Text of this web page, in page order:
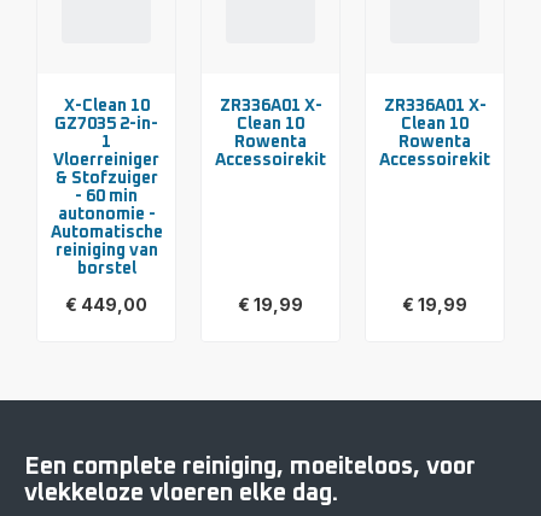
X-Clean 10
GZ7035 2-in-
1
Vloerreiniger
& Stofzuiger
- 60 min
autonomie -
Automatische
reiniging van
borstel
€ 449,00
Clean
in-
1
Vloerreiniger
ZR336A01 X-
Clean 10
Rowenta
Accessoirekit
€ 19,99
X-
Accessoirekit
-
€ 19,99
ZR336A01 X-
Clean 10
Rowenta
Accessoirekit
€ 19,99
X-
Accessoirekit
Een complete reiniging, moeiteloos, voor
vlekkeloze vloeren elke dag.